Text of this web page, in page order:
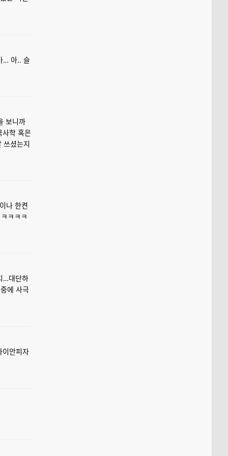
… 아.. 슬
보니까
학 혹은
쓰셨는지
나 한켠
ㅋㅋㅋ
…대단하
에 사극
이안피자